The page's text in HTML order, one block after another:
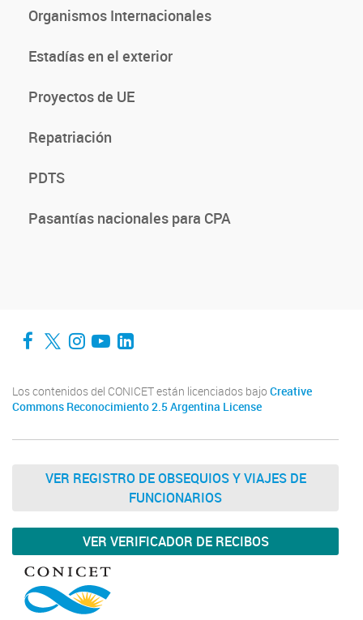
Organismos Internacionales
Estadías en el exterior
Proyectos de UE
Repatriación
PDTS
Pasantías nacionales para CPA
Facebook
Twitter
Instagram
YouTube
LinkedIn
Los contenidos del CONICET están licenciados bajo Creative
Commons Reconocimiento 2.5 Argentina License
VER REGISTRO DE OBSEQUIOS Y VIAJES DE
FUNCIONARIOS
VER VERIFICADOR DE RECIBOS